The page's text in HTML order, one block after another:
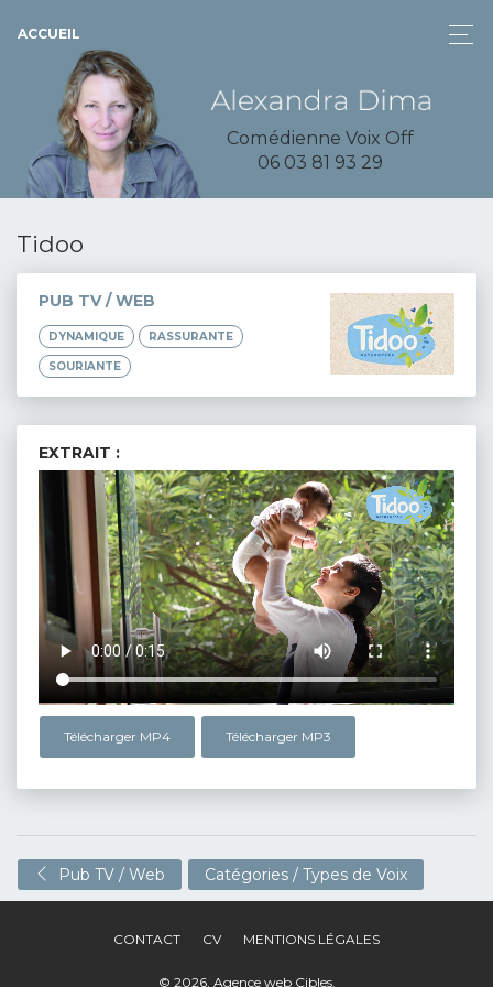
ACCUEIL
Comédienne Voix Off
06 03 81 93 29
Tidoo
PUB TV / WEB
DYNAMIQUE RASSURANTE
SOURIANTE
EXTRAIT :
Télécharger MP4 Télécharger MP3
Pub TV / Web Catégories / Types de Voix
CONTACT CV MENTIONS LÉGALES
© 2026, Agence web Cibles.